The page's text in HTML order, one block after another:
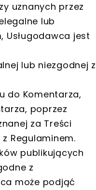
uznanych przez
lub
Usługodawca jest
lub niezgodnej z
do Komentarza,
poprzez
za Treści
Regulaminem.
publikujących
z
może podjąć